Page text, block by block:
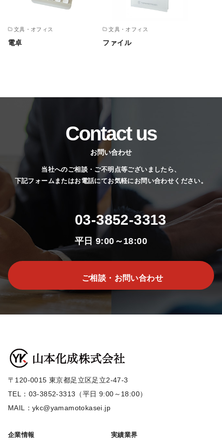
文具・オフィス
電卓
文具・オフィス
ファイル
Contact us
お問い合わせ
当社へのご相談・ご不明点等ございましたら、
下記フォームまたはお電話にてお気軽にお問い合わせください。
03-3852-3313
平日 9:00～18:00
ご相談・お問い合わせ
〒120-0015 東京都足立区足立2-47-3
TEL：03-3852-3313（平日 9:00～18:00）
MAIL：ykc@yamamotokasei.jp
企業情報 実績業界